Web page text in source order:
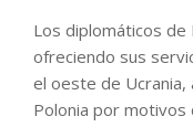
Los diplomáticos de
ofreciendo sus
el oeste de Ucrania,
Polonia por motivos